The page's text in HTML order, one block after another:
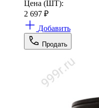
Цена (ШТ):
2 697 ₽
Добавить
Продать